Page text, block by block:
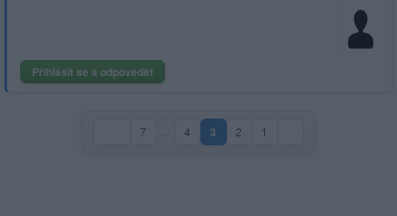
Přihlásit se a odpovědět
7 4 3(aktuální strana)
2 1